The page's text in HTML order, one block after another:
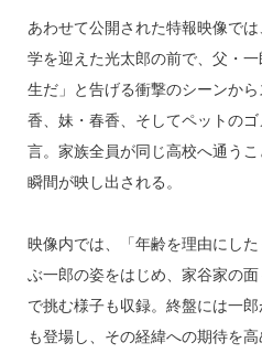
あわせて公開された特報映像で
学を迎えた光太郎の前で、父・
生だ」と告げる衝撃のシーンか
香、妹・春香、そしてペットの
言。家族全員が同じ高校へ通う
瞬間が映し出される。
映像内では、「年齢を理由にし
ぶ一郎の姿をはじめ、家谷家の
で挑む様子も収録。終盤には一
も登場し、その経緯への期待を高